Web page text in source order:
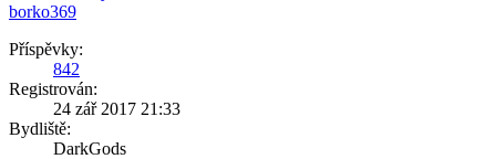
borko369
Příspěvky:
842
Registrován:
24 zář 2017 21:33
Bydliště:
DarkGods